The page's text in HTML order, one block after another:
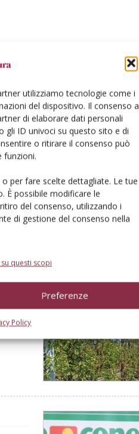
utilizziamo tecnologie come i
del dispositivo. Il consenso a
di elaborare dati personali
gli ID univoci su questo sito e di
o ritirare il consenso può
funzioni.
per fare scelte dettagliate. Le tue
È possibile modificare le
del consenso, utilizzando i
di gestione del consenso nella
questi scopi
Preferenze
Policy